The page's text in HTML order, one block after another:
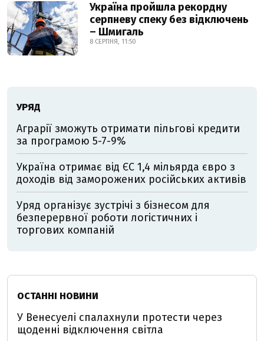
Україна пройшла рекордну
серпневу спеку без відключень
– Шмигаль
8 СЕРПНЯ, 11:50
УРЯД
Аграрії зможуть отримати пільгові кредити
за програмою 5-7-9%
Україна отримає від ЄС 1,4 мільярда євро з
доходів від заморожених російських активів
Уряд організує зустрічі з бізнесом для
безперервної роботи логістичних і
торгових компаній
ОСТАННІ НОВИНИ
У Венесуелі спалахнули протести через
щоденні відключення світла